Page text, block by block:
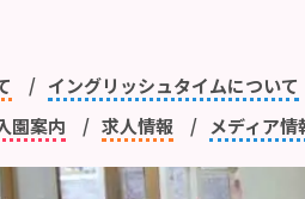
イングリッシュタイムについて
園案内 求人情報 メディア情